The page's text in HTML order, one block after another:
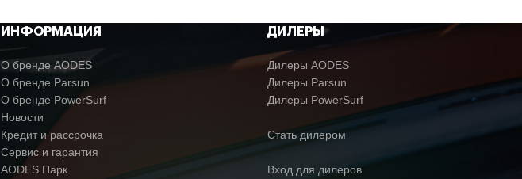
ИНФОРМАЦИЯ
О бренде AODES
О бренде Parsun
О бренде PowerSurf
Новости
Кредит и рассрочка
Сервис и гарантия
AODES Парк
ДИЛЕРЫ
Дилеры AODES
Дилеры Parsun
Дилеры PowerSurf
Стать дилером
Вход для дилеров